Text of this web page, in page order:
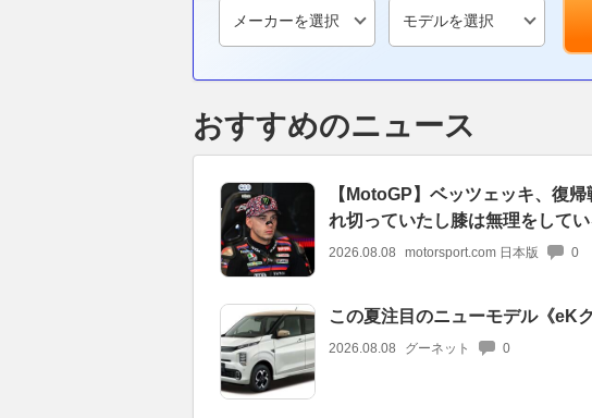
おすすめのニュース
【MotoGP】ベッツェッキ、復
れ切っていたし膝は無理をして
2026.08.08 motorsport.com 日本版 0
この夏注目のニューモデル《eK
2026.08.08 グーネット 0